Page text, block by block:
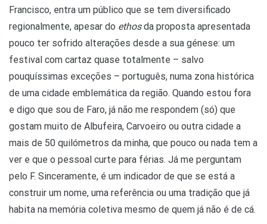
Francisco, entra um público que se tem diversificado
regionalmente, apesar do ethosda proposta apresentada
pouco ter sofrido alterações desde a sua génese: um
festival com cartaz quase totalmente – salvo
pouquíssimas exceções – português, numa zona histórica
de uma cidade emblemática da região. Quando estou fora
e digo que sou de Faro, já não me respondem (só) que
gostam muito de Albufeira, Carvoeiro ou outra cidade a
mais de 50 quilómetros da minha, que pouco ou nada tem a
ver e que o pessoal curte para férias. Já me perguntam
pelo F. Sinceramente, é um indicador de que se está a
construir um nome, uma referência ou uma tradição que já
habita na memória coletiva mesmo de quem já não é de cá.